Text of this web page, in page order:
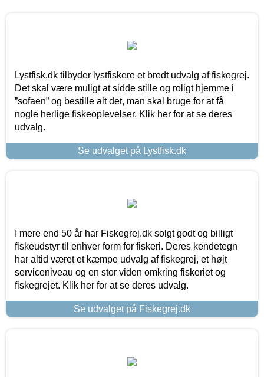
Lystfisk.dk tilbyder lystfiskere et bredt udvalg af fiskegrej.
Det skal være muligt at sidde stille og roligt hjemme i
”sofaen” og bestille alt det, man skal bruge for at få
nogle herlige fiskeoplevelser. Klik her for at se deres
udvalg.
Se udvalget på Lystfisk.dk
I mere end 50 år har Fiskegrej.dk solgt godt og billigt
fiskeudstyr til enhver form for fiskeri. Deres kendetegn
har altid været et kæmpe udvalg af fiskegrej, et højt
serviceniveau og en stor viden omkring fiskeriet og
fiskegrejet. Klik her for at se deres udvalg.
Se udvalget på Fiskegrej.dk